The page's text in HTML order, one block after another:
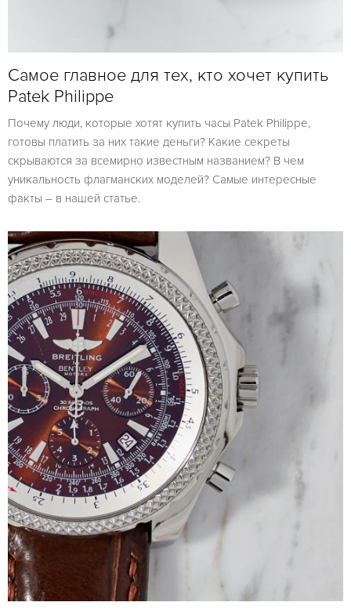
Самое главное для тех, кто хочет купить
Patek Philippe
Почему люди, которые хотят купить часы Patek Philippe,
готовы платить за них такие деньги? Какие секреты
скрываются за всемирно известным названием? В чем
уникальность флагманских моделей? Самые интересные
факты – в нашей статье.